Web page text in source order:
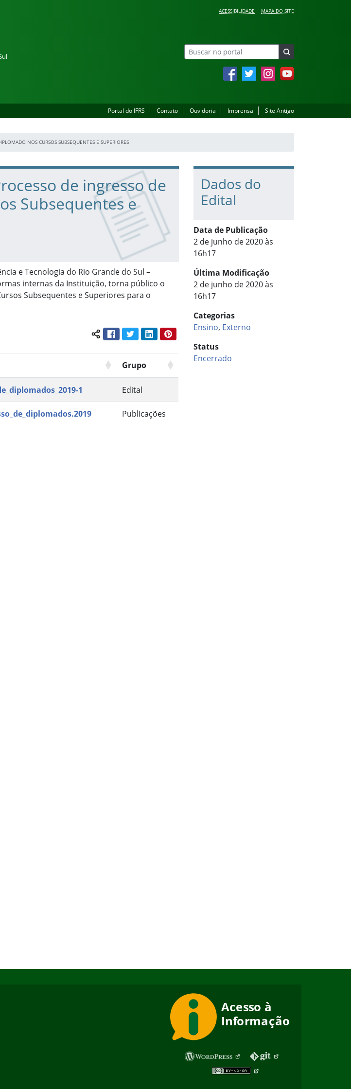
ACESSIBILIDADE MAPA DO SITE
Facebook Twitter InstagramYouTube
Portal do IFRS Contato Ouvidoria Imprensa Site Antigo
NOS CURSOS SUBSEQUENTES E SUPERIORES
de ingresso de
Subsequentes e
e Tecnologia do Rio Grande do Sul –
internas da Instituição, torna público o
Subsequentes e Superiores para o
Compartilhar conteúdo:
FacebookTwitterLinkedInPinterest
Grupo
1 Edital
Publicações
Dados do
Edital
Data de Publicação
2 de junho de 2020 às
16h17
Última Modificação
2 de junho de 2020 às
16h17
Categorias
Ensino, Externo
Status
Encerrado